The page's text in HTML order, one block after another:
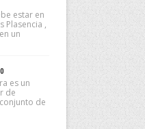
estar en
Plasencia ,
un
es un
de
de